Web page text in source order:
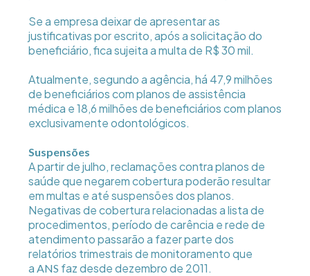
Se a empresa deixar de apresentar as
justificativas por escrito, após a solicitação do
beneficiário, fica sujeita a multa de R$ 30 mil.
Atualmente, segundo a agência, há 47,9 milhões
de beneficiários com planos de assistência
médica e 18,6 milhões de beneficiários com planos
exclusivamente odontológicos.
Suspensões
A partir de julho, reclamações contra planos de
saúde que negarem cobertura poderão resultar
em multas e até suspensões dos planos.
Negativas de cobertura relacionadas a lista de
procedimentos, período de carência e rede de
atendimento passarão a fazer parte dos
relatórios trimestrais de monitoramento que
a ANS faz desde dezembro de 2011.